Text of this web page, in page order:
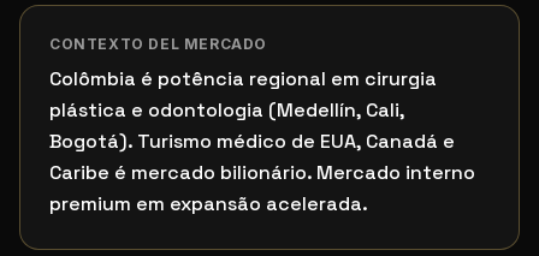
CONTEXTO DEL MERCADO
Colômbia é potência regional em cirurgia
plástica e odontologia (Medellín, Cali,
Bogotá). Turismo médico de EUA, Canadá e
Caribe é mercado bilionário. Mercado interno
premium em expansão acelerada.